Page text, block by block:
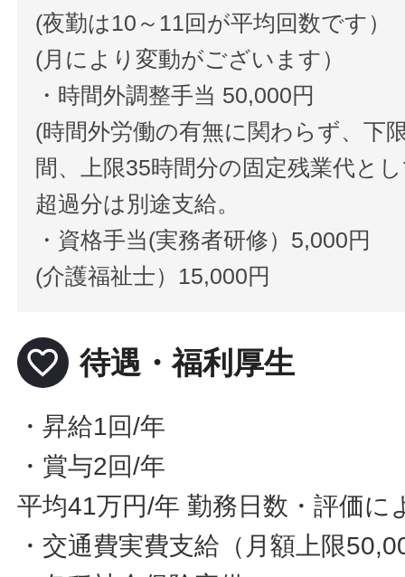
(夜勤は10～11回が平均回数です）
(月により変動がございます）
・時間外調整手当 50,000円
(時間外労働の有無に関わらず、下
間、上限35時間分の固定残業代と
超過分は別途支給。
・資格手当(実務者研修）5,000円
(介護福祉士）15,000円
favorite_border 待遇・福利厚生
・昇給1回/年
・賞与2回/年
平均41万円/年 勤務日数・評価に
・交通費実費支給（月額上限